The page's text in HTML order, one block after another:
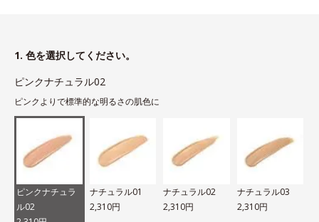
1. 色を選択してください。
ピンクナチュラル02
ピンクよりで標準的な明るさの肌色に
ピンクナチュラ
ル02
ナチュラル01
2,310円
ナチュラル02
2,310円
ナチュラル03
2,310円